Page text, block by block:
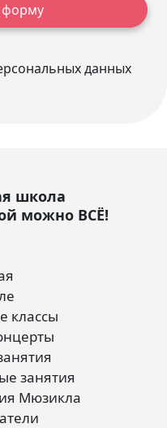
форму
данных
школа
можно ВСЁ!
классы
занятия
Мюзикла